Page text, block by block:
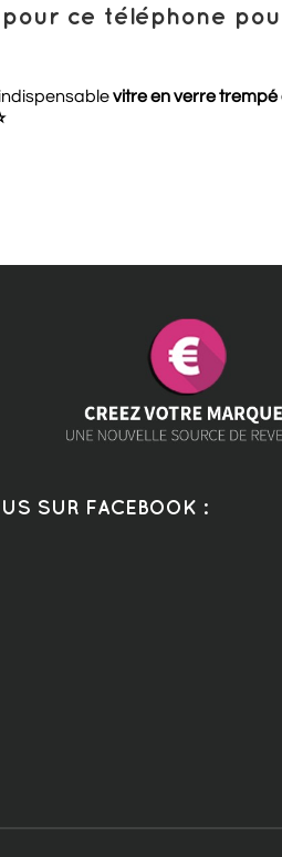
ce téléphone
vitre en verre
SUR FACEBOOK :